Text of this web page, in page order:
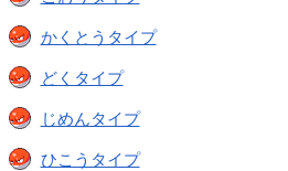
かくとうタイプ
どくタイプ
じめんタイプ
ひこうタイプ